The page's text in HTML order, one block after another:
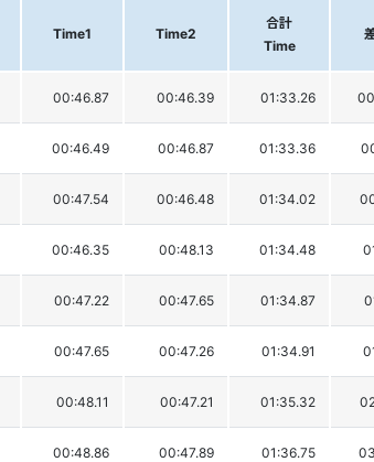
Time1 Time2
合計
Time
00:46.87 00:46.39 01:33.26
00:46.49 00:46.87 01:33.36
00:47.54 00:46.48 01:34.02
00:46.35 00:48.13 01:34.48
00:47.22 00:47.65 01:34.87
00:47.65 00:47.26 01:34.91
00:48.11 00:47.21 01:35.32
00:48.86 00:47.89 01:36.75